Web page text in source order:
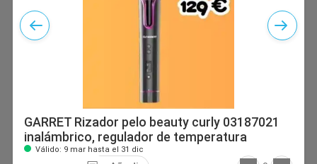
GARRET Rizador pelo beauty curly 03187021
inalámbrico, regulador de temperatura
Válido: 9 mar hasta el 31 dic